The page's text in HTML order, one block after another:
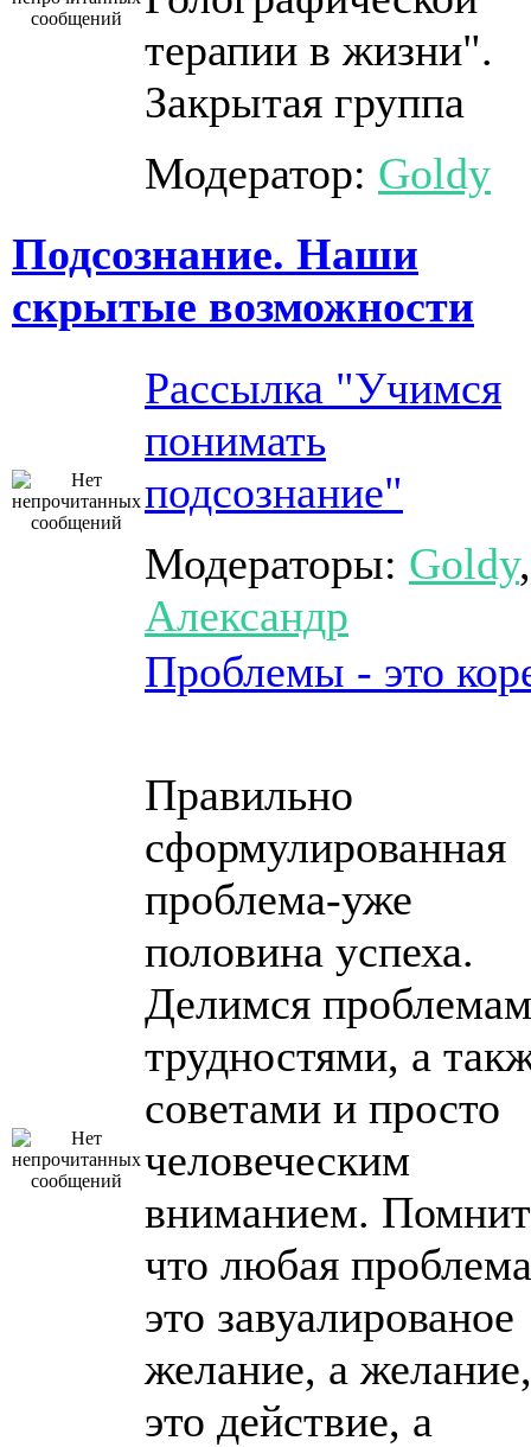
терапии в жизни".
Закрытая группа
Модератор: Goldy
Подсознание. Наши
скрытые возможности
Рассылка "Учимся
понимать
подсознание"
Модераторы: Goldy,
Александр
Проблемы - это
Правильно
сформулированная
проблема-уже
половина успеха.
Делимся
трудностями, а
советами и просто
человеческим
вниманием.
что любая
это завуалированое
желание, а желание,
это действие, а